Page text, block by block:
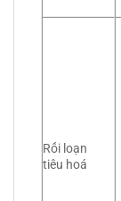
Rối loạn
tiêu hoá